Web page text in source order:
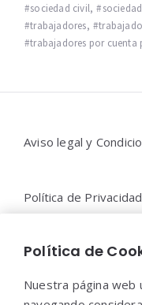
sociedad civil,
trabajadores,
trabajadores por cuenta
Widgets
Aviso legal y
Política de
Contacto |
Política de
Nuestra página web